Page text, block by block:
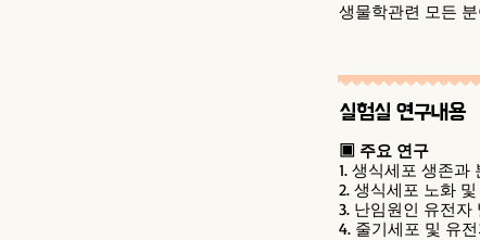
생물학관련 모든
실험실 연구내용
▣ 주요 연구
1. 생식세포 생존과
2. 생식세포 노화
3. 난임원인 유전자
4. 줄기세포 및 유